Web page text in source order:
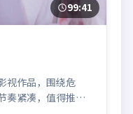
99:41
视作品，围绕危
奏紧凑，值得推荐